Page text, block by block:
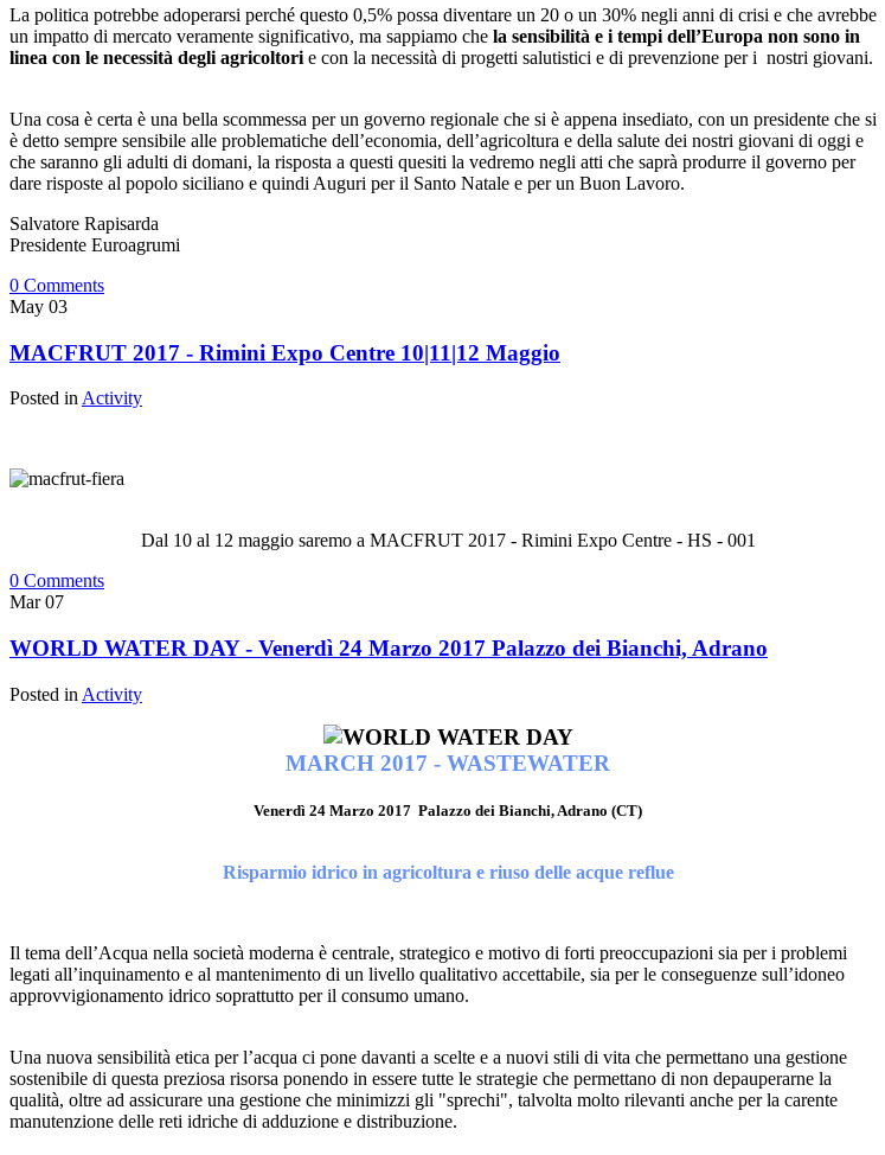
La politica potrebbe adoperarsi perché questo 0,5% possa diventare un 20 o un 30% negli anni di crisi e che avrebbe
un impatto di mercato veramente significativo, ma sappiamo che la sensibilità e i tempi dell’Europa non sono in
linea con le necessità degli agricoltori e con la necessità di progetti salutistici e di prevenzione per i nostri giovani.
Una cosa è certa è una bella scommessa per un governo regionale che si è appena insediato, con un presidente che si
è detto sempre sensibile alle problematiche dell’economia, dell’agricoltura e della salute dei nostri giovani di oggi e
che saranno gli adulti di domani, la risposta a questi quesiti la vedremo negli atti che saprà produrre il governo per
dare risposte al popolo siciliano e quindi Auguri per il Santo Natale e per un Buon Lavoro.
Salvatore Rapisarda
Presidente Euroagrumi
0 Comments
May 03
MACFRUT 2017 - Rimini Expo Centre 10|11|12 Maggio
Posted in Activity
Dal 10 al 12 maggio saremo a MACFRUT 2017 - Rimini Expo Centre - HS - 001
0 Comments
Mar 07
WORLD WATER DAY - Venerdì 24 Marzo 2017 Palazzo dei Bianchi, Adrano
Posted in Activity
MARCH 2017 - WASTEWATER
Venerdì 24 Marzo 2017 Palazzo dei Bianchi, Adrano (CT)
Risparmio idrico in agricoltura e riuso delle acque reflue
Il tema dell’Acqua nella società moderna è centrale, strategico e motivo di forti preoccupazioni sia per i problemi
legati all’inquinamento e al mantenimento di un livello qualitativo accettabile, sia per le conseguenze sull’idoneo
approvvigionamento idrico soprattutto per il consumo umano.
Una nuova sensibilità etica per l’acqua ci pone davanti a scelte e a nuovi stili di vita che permettano una gestione
sostenibile di questa preziosa risorsa ponendo in essere tutte le strategie che permettano di non depauperarne la
qualità, oltre ad assicurare una gestione che minimizzi gli "sprechi", talvolta molto rilevanti anche per la carente
manutenzione delle reti idriche di adduzione e distribuzione.